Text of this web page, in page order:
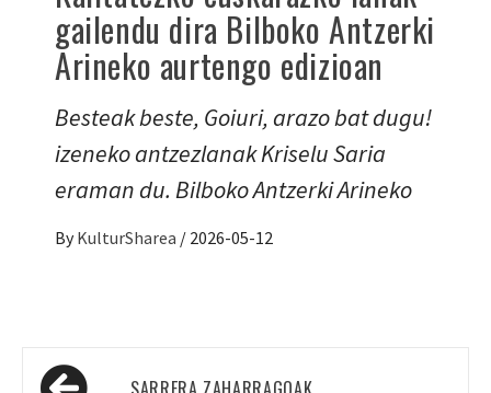
gailendu dira Bilboko Antzerki
Arineko aurtengo edizioan
Besteak beste, Goiuri, arazo bat dugu!
izeneko antzezlanak Kriselu Saria
eraman du. Bilboko Antzerki Arineko
By KulturSharea / 2026-05-12
Sarreren